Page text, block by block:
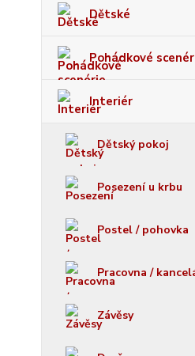
Dětské
Pohádkové
Interiér
Dětský pokoj
Posezení u krbu
Postel / pohovka
Pracovna /
Závěsy